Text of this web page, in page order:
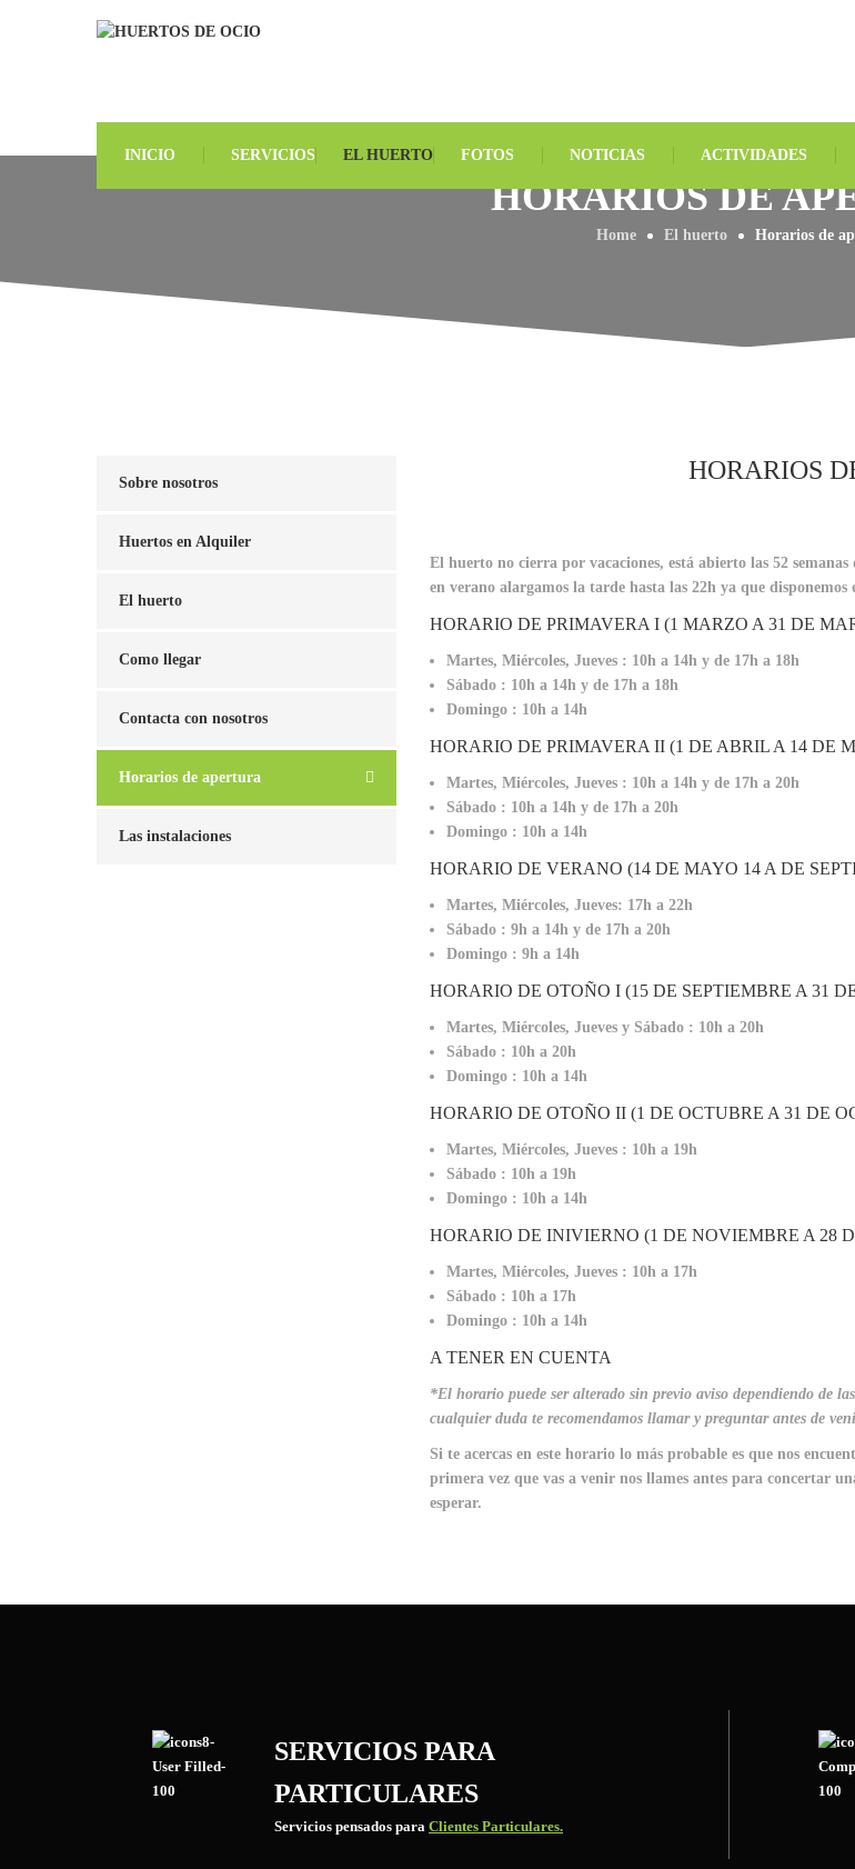
INICIO SERVICIOS EL HUERTO FOTOS NOTICIAS ACTIVIDADES
HORARIOS DE
Home El huerto Horarios de
Sobre nosotros
Huertos en Alquiler
El huerto
Como llegar
Contacta con nosotros
Horarios de apertura
Las instalaciones
HORARIOS
El huerto no cierra por vacaciones, está abierto las 52
en verano alargamos la tarde hasta las 22h ya que
HORARIO DE PRIMAVERA I (1 MARZO A 31 DE
Martes, Miércoles, Jueves : 10h a 14h y de 17h a 18h
Sábado : 10h a 14h y de 17h a 18h
Domingo : 10h a 14h
HORARIO DE PRIMAVERA II (1 DE ABRIL A 14 DE
Martes, Miércoles, Jueves : 10h a 14h y de 17h a 20h
Sábado : 10h a 14h y de 17h a 20h
Domingo : 10h a 14h
HORARIO DE VERANO (14 DE MAYO 14 A DE
Martes, Miércoles, Jueves: 17h a 22h
Sábado : 9h a 14h y de 17h a 20h
Domingo : 9h a 14h
HORARIO DE OTOÑO I (15 DE SEPTIEMBRE A 31
Martes, Miércoles, Jueves y Sábado : 10h a 20h
Sábado : 10h a 20h
Domingo : 10h a 14h
HORARIO DE OTOÑO II (1 DE OCTUBRE A 31 DE
Martes, Miércoles, Jueves : 10h a 19h
Sábado : 10h a 19h
Domingo : 10h a 14h
HORARIO DE INIVIERNO (1 DE NOVIEMBRE A 28
Martes, Miércoles, Jueves : 10h a 17h
Sábado : 10h a 17h
Domingo : 10h a 14h
A TENER EN CUENTA
*El horario puede ser alterado sin previo aviso dependiendo de
cualquier duda te recomendamos llamar y preguntar antes de
Si te acercas en este horario lo más probable es que nos
primera vez que vas a venir nos llames antes para concertar
esperar.
SERVICIOS PARA
PARTICULARES
Servicios pensados para Clientes Particulares.